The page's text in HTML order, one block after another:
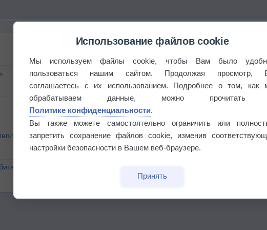
бабочек
Использование файлов cookie
Мы используем файлы cookie, чтобы Вам было
пользоваться нашим сайтом. Продолжая просмотр,
соглашаетесь с их использованием. Подробнее о том, как
обрабатываем данные, можно прочитать
Политике конфиденциальности.
Вы также можете самостоятельно ограничить или
запретить сохранение файлов cookie, изменив
настройки безопасности в Вашем веб-браузере.
Принять